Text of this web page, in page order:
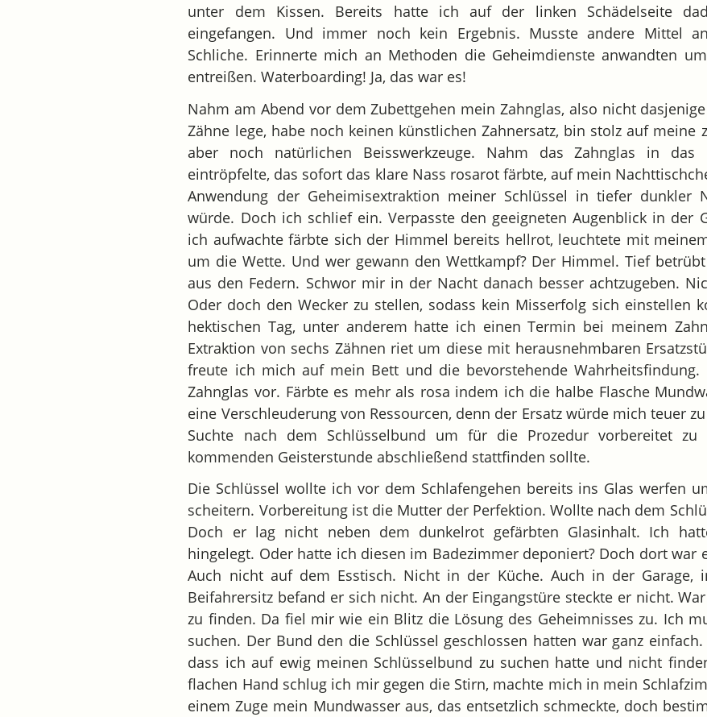
unter dem Kissen. Bereits hatte ich auf der linken Schädelseite
eingefangen. Und immer noch kein Ergebnis. Musste andere Mittel
Schliche. Erinnerte mich an Methoden die Geheimdienste anwandten
entreißen. Waterboarding! Ja, das war es!
Nahm am Abend vor dem Zubettgehen mein Zahnglas, also nicht
Zähne lege, habe noch keinen künstlichen Zahnersatz, bin stolz auf meine
aber noch natürlichen Beisswerkzeuge. Nahm das Zahnglas in das
eintröpfelte, das sofort das klare Nass rosarot färbte, auf mein
Anwendung der Geheimisextraktion meiner Schlüssel in tiefer dunkler
würde. Doch ich schlief ein. Verpasste den geeigneten Augenblick in der
ich aufwachte färbte sich der Himmel bereits hellrot, leuchtete mit
um die Wette. Und wer gewann den Wettkampf? Der Himmel. Tief
aus den Federn. Schwor mir in der Nacht danach besser achtzugeben.
Oder doch den Wecker zu stellen, sodass kein Misserfolg sich einstellen
hektischen Tag, unter anderem hatte ich einen Termin bei meinem
Extraktion von sechs Zähnen riet um diese mit herausnehmbaren
freute ich mich auf mein Bett und die bevorstehende Wahrheitsfindung.
Zahnglas vor. Färbte es mehr als rosa indem ich die halbe Flasche
eine Verschleuderung von Ressourcen, denn der Ersatz würde mich teuer
Suchte nach dem Schlüsselbund um für die Prozedur vorbereitet
kommenden Geisterstunde abschließend stattfinden sollte.
Die Schlüssel wollte ich vor dem Schlafengehen bereits ins Glas werfen
scheitern. Vorbereitung ist die Mutter der Perfektion. Wollte nach dem
Doch er lag nicht neben dem dunkelrot gefärbten Glasinhalt. Ich
hingelegt. Oder hatte ich diesen im Badezimmer deponiert? Doch dort war
Auch nicht auf dem Esstisch. Nicht in der Küche. Auch in der Garage,
Beifahrersitz befand er sich nicht. An der Eingangstüre steckte er nicht.
zu finden. Da fiel mir wie ein Blitz die Lösung des Geheimnisses zu. Ich
suchen. Der Bund den die Schlüssel geschlossen hatten war ganz
dass ich auf ewig meinen Schlüsselbund zu suchen hatte und nicht
flachen Hand schlug ich mir gegen die Stirn, machte mich in mein
einem Zuge mein Mundwasser aus, das entsetzlich schmeckte, doch